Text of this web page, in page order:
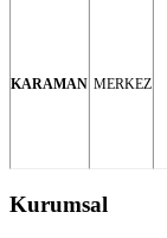
KARAMAN MERKEZ
Kurumsal